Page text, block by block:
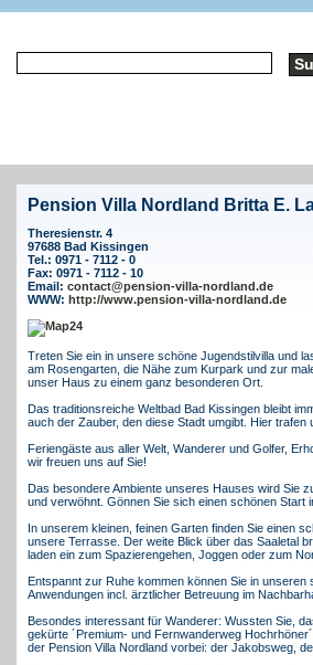
Pension Villa Nordland Britta E.
Theresienstr. 4
97688 Bad Kissingen
Tel.: 0971 - 7112 - 0
Fax: 0971 - 7112 - 10
Email: contact@pension-villa-nordland.de
WWW: http://www.pension-villa-nordland.de
Treten Sie ein in unsere schöne Jugendstilvilla und
am Rosengarten, die Nähe zum Kurpark und zur
unser Haus zu einem ganz besonderen Ort.
Das traditionsreiche Weltbad Bad Kissingen bleibt
auch der Zauber, den diese Stadt umgibt. Hier
Feriengäste aus aller Welt, Wanderer und Golfer,
wir freuen uns auf Sie!
Das besondere Ambiente unseres Hauses wird Sie
und verwöhnt. Gönnen Sie sich einen schönen Start
In unserem kleinen, feinen Garten finden Sie einen
unsere Terrasse. Der weite Blick über das Saaletal
laden ein zum Spazierengehen, Joggen oder zum
Entspannt zur Ruhe kommen können Sie in unseren
Anwendungen incl. ärztlicher Betreuung im
Besondes interessant für Wanderer: Wussten Sie,
gekürte ´Premium- und Fernwanderweg
der Pension Villa Nordland vorbei: der Jakobsweg,